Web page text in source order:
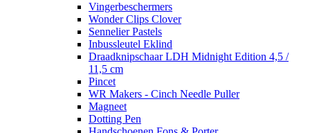
Vingerbeschermers
Wonder Clips Clover
Sennelier Pastels
Inbussleutel Eklind
Draadknipschaar LDH Midnight Edition 4,5 /
11,5 cm
Pincet
WR Makers - Cinch Needle Puller
Magneet
Dotting Pen